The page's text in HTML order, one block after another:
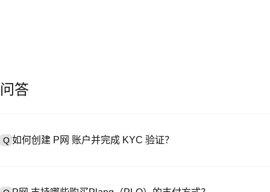
问答
Q 如何创建 P网 账户并完成 KYC 验证？